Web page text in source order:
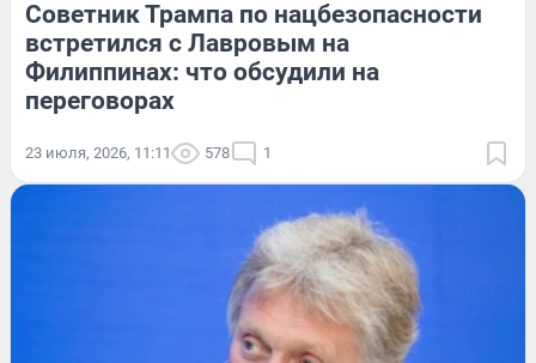
Советник Трампа по нацбезопасности
встретился с Лавровым на
Филиппинах: что обсудили на
переговорах
23 июля, 2026, 11:11 578 1